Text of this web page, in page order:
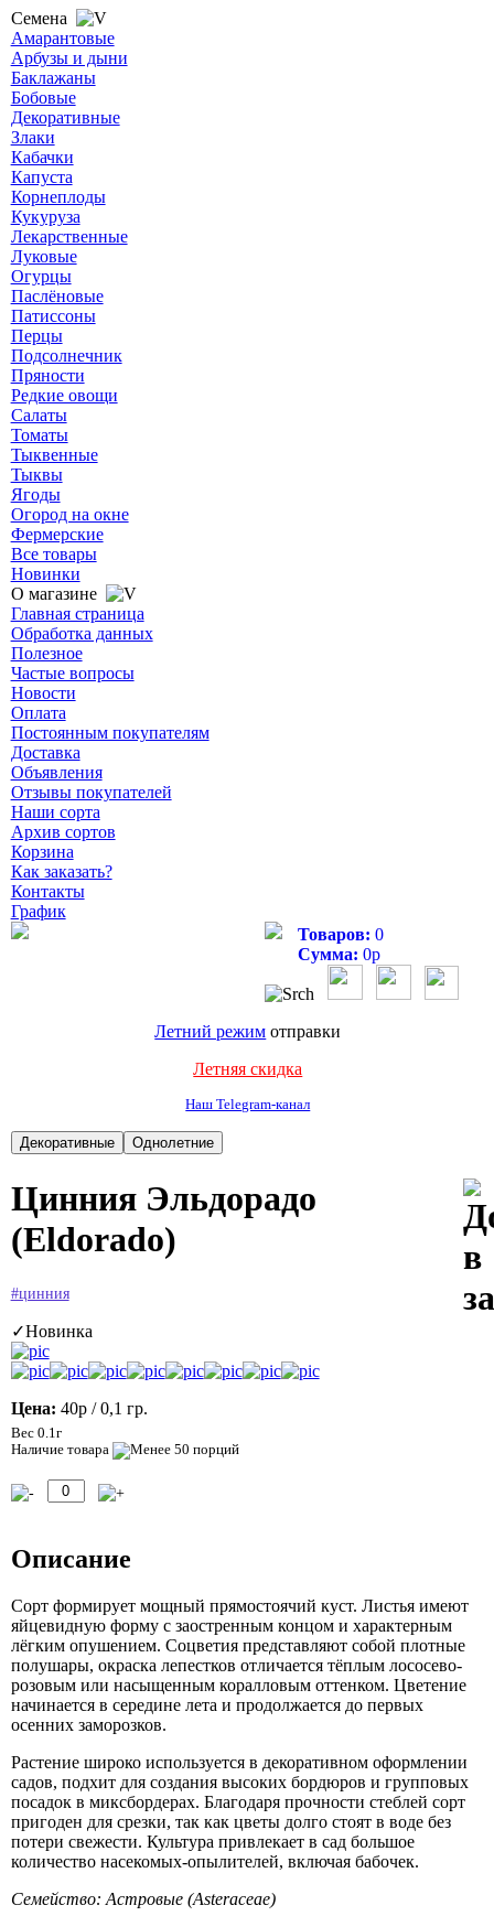
Семена
Амарантовые
Арбузы и дыни
Баклажаны
Бобовые
Декоративные
Злаки
Кабачки
Капуста
Корнеплоды
Кукуруза
Лекарственные
Луковые
Огурцы
Паслёновые
Патиссоны
Перцы
Подсолнечник
Пряности
Редкие овощи
Салаты
Томаты
Тыквенные
Тыквы
Ягоды
Огород на окне
Фермерские
Все товары
Новинки
О магазине
Главная страница
Обработка данных
Полезное
Частые вопросы
Новости
Оплата
Постоянным покупателям
Доставка
Объявления
Отзывы покупателей
Наши сорта
Архив сортов
Корзина
Как заказать?
Контакты
График
Товаров: 0
Сумма: 0р
Летний режим отправки
Летняя скидка
Наш Telegram-канал
Цинния Эльдорадо
(Eldorado)
#цинния
✓Новинка
Цена: 40р / 0,1 гр.
Вес 0.1г
Наличие товара
Описание
Сорт формирует мощный прямостоячий куст. Листья имеют
яйцевидную форму с заостренным концом и характерным
лёгким опушением. Соцветия представляют собой плотные
полушары, окраска лепестков отличается тёплым лососево-
розовым или насыщенным коралловым оттенком. Цветение
начинается в середине лета и продолжается до первых
осенних заморозков.
Растение широко используется в декоративном оформлении
садов, подхит для создания высоких бордюров и групповых
посадок в миксбордерах. Благодаря прочности стеблей сорт
пригоден для срезки, так как цветы долго стоят в воде без
потери свежести. Культура привлекает в сад большое
количество насекомых-опылителей, включая бабочек.
Семейство: Астровые (Asteraceae)